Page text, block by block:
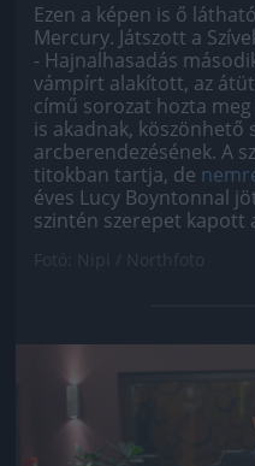
Ezen a képen is ő
Mercury. Játszott a
- Hajnalhasadás
vámpírt alakított, az
című sorozat hozta
is akadnak, köszönhető
arcberendezésének. A
titokban tartja, de
éves Lucy Boyntonnal
szintén szerepet kapott